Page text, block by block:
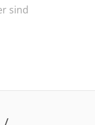
sind